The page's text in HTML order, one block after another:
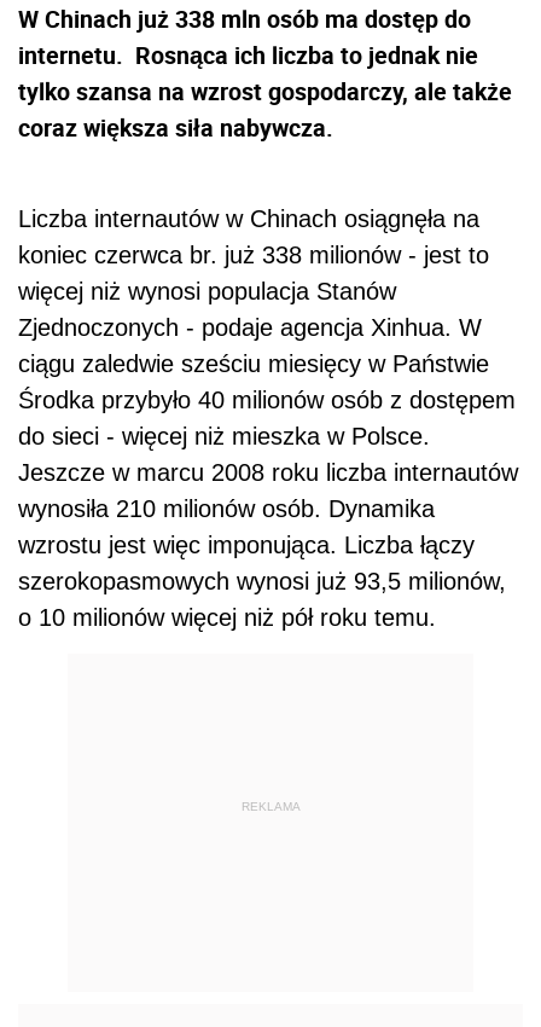
W Chinach już 338 mln osób ma dostęp do
internetu. Rosnąca ich liczba to jednak nie
tylko szansa na wzrost gospodarczy, ale także
coraz większa siła nabywcza.
Liczba internautów w Chinach osiągnęła na
koniec czerwca br. już 338 milionów - jest to
więcej niż wynosi populacja Stanów
Zjednoczonych - podaje agencja Xinhua. W
ciągu zaledwie sześciu miesięcy w Państwie
Środka przybyło 40 milionów osób z dostępem
do sieci - więcej niż mieszka w Polsce.
Jeszcze w marcu 2008 roku liczba internautów
wynosiła 210 milionów osób. Dynamika
wzrostu jest więc imponująca. Liczba łączy
szerokopasmowych wynosi już 93,5 milionów,
o 10 milionów więcej niż pół roku temu.
REKLAMA